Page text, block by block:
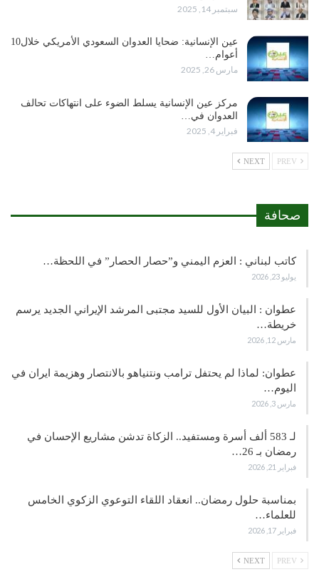
سبتمبر 14, 2025
عين الإنسانية: ضحايا العدوان السعودي الأمريكي خلال10
أعوام…
مارس 26, 2025
مركز عين الإنسانية يسلط الضوء على انتهاكات تحالف
العدوان في…
فبراير 4, 2025
NEXT
صحافة
كاتب لبناني : العزم اليمني و”حصار الحصار” في اللحظة…
يوليو 23, 2026
عطوان : البيان الأول للسيد مجتبى المرشد الإيراني الجديد يرسم
خريطة…
مارس 12, 2026
عطوان: لماذا لم يحتفل ترامب ونتنياهو بالانتصار وهزيمة ايران في
اليوم…
مارس 3, 2026
لـ 583 ألف أسرة ومستفيد.. الزكاة تدشن مشاريع الإحسان في
رمضان بـ 26…
فبراير 21, 2026
بمناسبة حلول رمضان.. انعقاد اللقاء التوعوي الزكوي الخامس
للعلماء…
فبراير 17, 2026
NEXT